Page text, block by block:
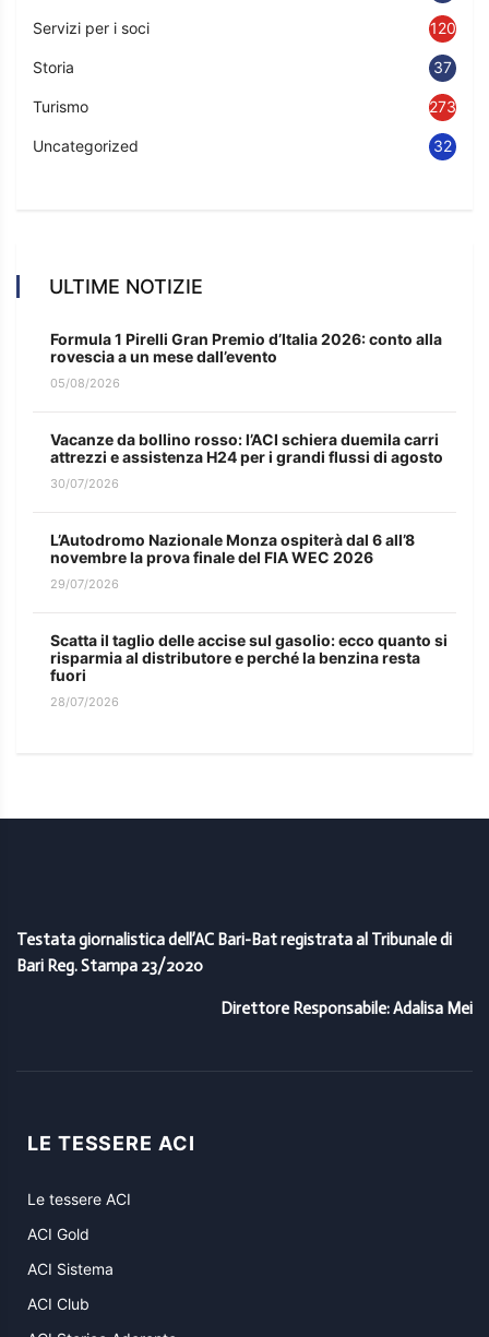
Servizi per i soci 120
Storia 37
Turismo 273
Uncategorized 32
ULTIME NOTIZIE
Formula 1 Pirelli Gran Premio d’Italia 2026: conto alla
rovescia a un mese dall’evento
05/08/2026
Vacanze da bollino rosso: l’ACI schiera duemila carri
attrezzi e assistenza H24 per i grandi flussi di agosto
30/07/2026
L’Autodromo Nazionale Monza ospiterà dal 6 all’8
novembre la prova finale del FIA WEC 2026
29/07/2026
Scatta il taglio delle accise sul gasolio: ecco quanto si
risparmia al distributore e perché la benzina resta
fuori
28/07/2026
Testata giornalistica dell’AC Bari-Bat registrata al Tribunale di
Bari Reg. Stampa 23/2020
Direttore Responsabile: Adalisa Mei
LE TESSERE ACI
Le tessere ACI
ACI Gold
ACI Sistema
ACI Club